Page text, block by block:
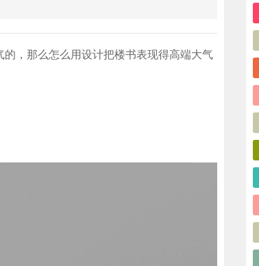
，那么怎么用设计把楼书表现得高端大气